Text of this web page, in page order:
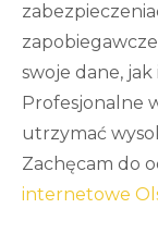
swoje dane,
Profesjonalne
utrzymać
Zachęcam do
internetowe